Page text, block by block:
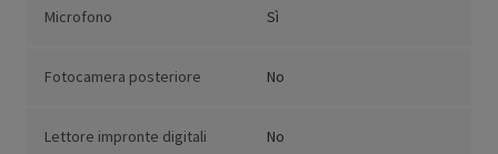
Microfono Sì
Fotocamera posteriore No
Lettore impronte digitali No